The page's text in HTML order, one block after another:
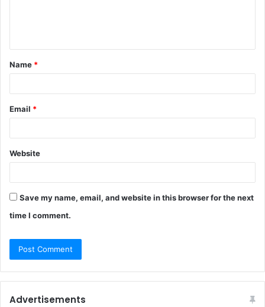
Name *
Email *
Website
Save my name, email, and website in this browser for the next
time I comment.
Advertisements